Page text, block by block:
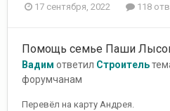
17 сентября, 2022 118
Помощь семье Паши
Вадим ответил Строитель
форумчанам
Перевёл на карту Андрея.